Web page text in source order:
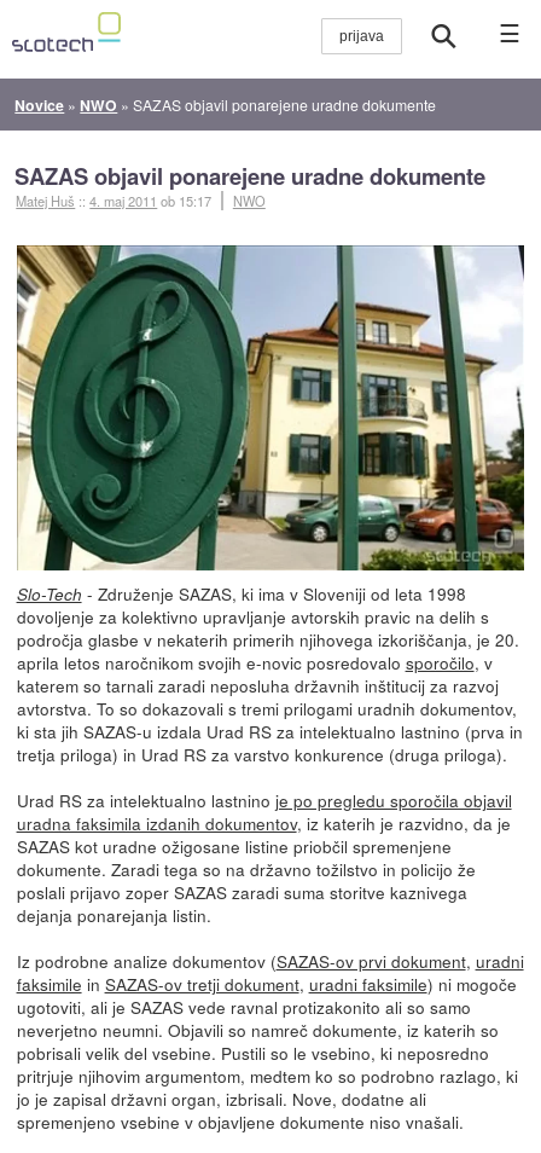
☰
Novice » NWO »SAZAS objavil ponarejene uradne dokumente
SAZAS objavil ponarejene uradne dokumente
Matej Huš ::4. maj 2011 ob 15:17 NWO
Slo-Tech - Združenje SAZAS, ki ima v Sloveniji od leta 1998
dovoljenje za kolektivno upravljanje avtorskih pravic na delih s
področja glasbe v nekaterih primerih njihovega izkoriščanja, je 20.
aprila letos naročnikom svojih e-novic posredovalo sporočilo, v
katerem so tarnali zaradi neposluha državnih inštitucij za razvoj
avtorstva. To so dokazovali s tremi prilogami uradnih dokumentov,
ki sta jih SAZAS-u izdala Urad RS za intelektualno lastnino (prva in
tretja priloga) in Urad RS za varstvo konkurence (druga priloga).
Urad RS za intelektualno lastnino je po pregledu sporočila objavil
uradna faksimila izdanih dokumentov, iz katerih je razvidno, da je
SAZAS kot uradne ožigosane listine priobčil spremenjene
dokumente. Zaradi tega so na državno tožilstvo in policijo že
poslali prijavo zoper SAZAS zaradi suma storitve kaznivega
dejanja ponarejanja listin.
Iz podrobne analize dokumentov (SAZAS-ov prvi dokument, uradni
faksimile in SAZAS-ov tretji dokument, uradni faksimile) ni mogoče
ugotoviti, ali je SAZAS vede ravnal protizakonito ali so samo
neverjetno neumni. Objavili so namreč dokumente, iz katerih so
pobrisali velik del vsebine. Pustili so le vsebino, ki neposredno
pritrjuje njihovim argumentom, medtem ko so podrobno razlago, ki
jo je zapisal državni organ, izbrisali. Nove, dodatne ali
spremenjeno vsebine v objavljene dokumente niso vnašali.